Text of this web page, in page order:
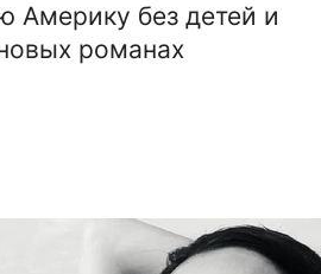
Америку без детей и
романах